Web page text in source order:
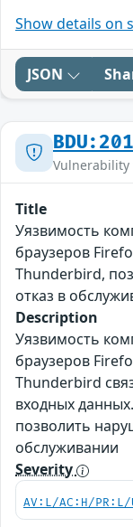
Show details on
JSON
Vulnerability
Title
Уязвимость
браузеров
Thunderbird,
отказ в
Description
Уязвимость
браузеров
Thunderbird
входных
позволить
обслуживании
Severity
AV:L/AC:H/